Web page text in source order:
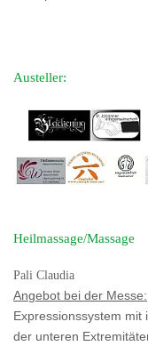
Austeller:
Heilmassage/Massage
Pali Claudia
Angebot bei der Messe:
Expressionssystem
der unteren